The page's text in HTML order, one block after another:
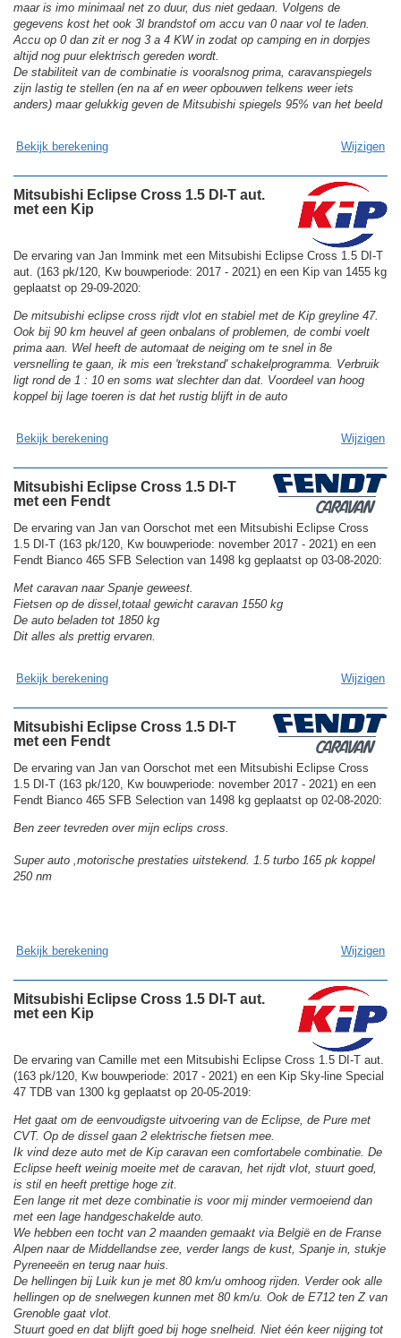
maar is imo minimaal net zo duur, dus niet gedaan. Volgens de
gegevens kost het ook 3l brandstof om accu van 0 naar vol te laden.
Accu op 0 dan zit er nog 3 a 4 KW in zodat op camping en in dorpjes
altijd nog puur elektrisch gereden wordt.
De stabiliteit van de combinatie is vooralsnog prima, caravanspiegels
zijn lastig te stellen (en na af en weer opbouwen telkens weer iets
anders) maar gelukkig geven de Mitsubishi spiegels 95% van het beeld
Bekijk berekening Wijzigen
Mitsubishi Eclipse Cross 1.5 DI-T aut.
met een Kip
De ervaring van Jan Immink met een Mitsubishi Eclipse Cross 1.5 DI-T
aut. (163 pk/120, Kw bouwperiode: 2017 - 2021) en een Kip van 1455 kg
geplaatst op 29-09-2020:
De mitsubishi eclipse cross rijdt vlot en stabiel met de Kip greyline 47.
Ook bij 90 km heuvel af geen onbalans of problemen, de combi voelt
prima aan. Wel heeft de automaat de neiging om te snel in 8e
versnelling te gaan, ik mis een 'trekstand' schakelprogramma. Verbruik
ligt rond de 1 : 10 en soms wat slechter dan dat. Voordeel van hoog
koppel bij lage toeren is dat het rustig blijft in de auto
Bekijk berekening Wijzigen
Mitsubishi Eclipse Cross 1.5 DI-T
met een Fendt
De ervaring van Jan van Oorschot met een Mitsubishi Eclipse Cross
1.5 DI-T (163 pk/120, Kw bouwperiode: november 2017 - 2021) en een
Fendt Bianco 465 SFB Selection van 1498 kg geplaatst op 03-08-2020:
Met caravan naar Spanje geweest.
Fietsen op de dissel,totaal gewicht caravan 1550 kg
De auto beladen tot 1850 kg
Dit alles als prettig ervaren.
Bekijk berekening Wijzigen
Mitsubishi Eclipse Cross 1.5 DI-T
met een Fendt
De ervaring van Jan van Oorschot met een Mitsubishi Eclipse Cross
1.5 DI-T (163 pk/120, Kw bouwperiode: november 2017 - 2021) en een
Fendt Bianco 465 SFB Selection van 1498 kg geplaatst op 02-08-2020:
Ben zeer tevreden over mijn eclips cross.
Super auto ,motorische prestaties uitstekend. 1.5 turbo 165 pk koppel
250 nm
Bekijk berekening Wijzigen
Mitsubishi Eclipse Cross 1.5 DI-T aut.
met een Kip
De ervaring van Camille met een Mitsubishi Eclipse Cross 1.5 DI-T aut.
(163 pk/120, Kw bouwperiode: 2017 - 2021) en een Kip Sky-line Special
47 TDB van 1300 kg geplaatst op 20-05-2019:
Het gaat om de eenvoudigste uitvoering van de Eclipse, de Pure met
CVT. Op de dissel gaan 2 elektrische fietsen mee.
Ik vind deze auto met de Kip caravan een comfortabele combinatie. De
Eclipse heeft weinig moeite met de caravan, het rijdt vlot, stuurt goed,
is stil en heeft prettige hoge zit.
Een lange rit met deze combinatie is voor mij minder vermoeiend dan
met een lage handgeschakelde auto.
We hebben een tocht van 2 maanden gemaakt via België en de Franse
Alpen naar de Middellandse zee, verder langs de kust, Spanje in, stukje
Pyreneeën en terug naar huis.
De hellingen bij Luik kun je met 80 km/u omhoog rijden. Verder ook alle
hellingen op de snelwegen kunnen met 80 km/u. Ook de E712 ten Z van
Grenoble gaat vlot.
Stuurt goed en dat blijft goed bij hoge snelheid. Niet één keer nijging tot